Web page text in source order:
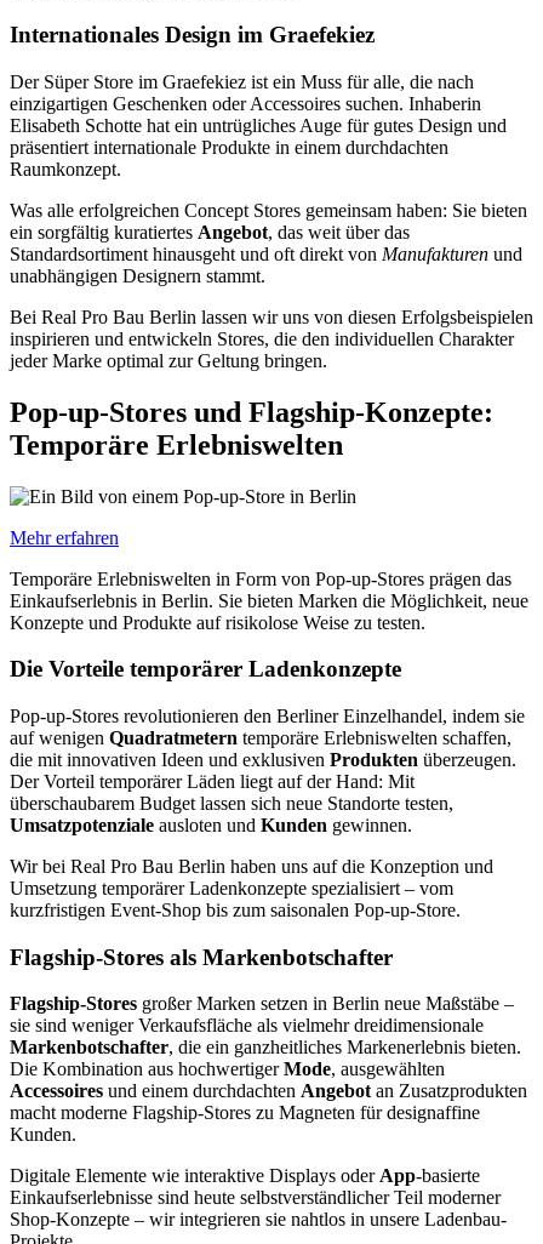
Internationales Design im Graefekiez
Der Süper Store im Graefekiez ist ein Muss für alle, die nach
einzigartigen Geschenken oder Accessoires suchen. Inhaberin
Elisabeth Schotte hat ein untrügliches Auge für gutes Design und
präsentiert internationale Produkte in einem durchdachten
Raumkonzept.
Was alle erfolgreichen Concept Stores gemeinsam haben: Sie bieten
ein sorgfältig kuratiertes Angebot, das weit über das
Standardsortiment hinausgeht und oft direkt von Manufakturen und
unabhängigen Designern stammt.
Bei Real Pro Bau Berlin lassen wir uns von diesen Erfolgsbeispielen
inspirieren und entwickeln Stores, die den individuellen Charakter
jeder Marke optimal zur Geltung bringen.
Pop-up-Stores und Flagship-Konzepte:
Temporäre Erlebniswelten
Mehr erfahren
Temporäre Erlebniswelten in Form von Pop-up-Stores prägen das
Einkaufserlebnis in Berlin. Sie bieten Marken die Möglichkeit, neue
Konzepte und Produkte auf risikolose Weise zu testen.
Die Vorteile temporärer Ladenkonzepte
Pop-up-Stores revolutionieren den Berliner Einzelhandel, indem sie
auf wenigen Quadratmetern temporäre Erlebniswelten schaffen,
die mit innovativen Ideen und exklusiven Produkten überzeugen.
Der Vorteil temporärer Läden liegt auf der Hand: Mit
überschaubarem Budget lassen sich neue Standorte testen,
Umsatzpotenziale ausloten und Kunden gewinnen.
Wir bei Real Pro Bau Berlin haben uns auf die Konzeption und
Umsetzung temporärer Ladenkonzepte spezialisiert – vom
kurzfristigen Event-Shop bis zum saisonalen Pop-up-Store.
Flagship-Stores als Markenbotschafter
Flagship-Stores großer Marken setzen in Berlin neue Maßstäbe –
sie sind weniger Verkaufsfläche als vielmehr dreidimensionale
Markenbotschafter, die ein ganzheitliches Markenerlebnis bieten.
Die Kombination aus hochwertigerMode, ausgewählten
Accessoires und einem durchdachten Angebotan Zusatzprodukten
macht moderne Flagship-Stores zu Magneten für designaffine
Kunden.
Digitale Elemente wie interaktive Displays oderApp-basierte
Einkaufserlebnisse sind heute selbstverständlicher Teil moderner
Shop-Konzepte – wir integrieren sie nahtlos in unsere Ladenbau-